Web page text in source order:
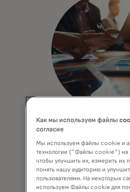
Бенчмаркинг и
Совершенствуйте свою
помощью
которые позволяют
сравнении с
стандартами. Получайте
Как мы используем файлы
согласие
Мы используем файлы cookie и
технологии ("Файлы cookie") на
чтобы улучшить их, измерить их
понять нашу аудиторию и
пользователями. На некоторых
используем Файлы cookie для